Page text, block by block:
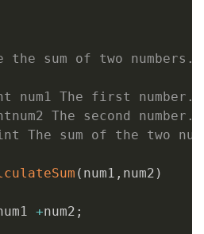
sum of two numbers.
num1 The first number.
The second number.
The sum of the two
( num1 , num2 )
+num2 ;